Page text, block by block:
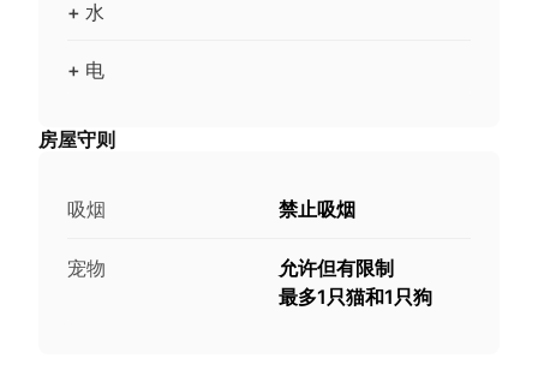
+ 水
+ 电
房屋守则
吸烟 禁止吸烟
宠物
允许但有限制
最多1只猫和1只狗